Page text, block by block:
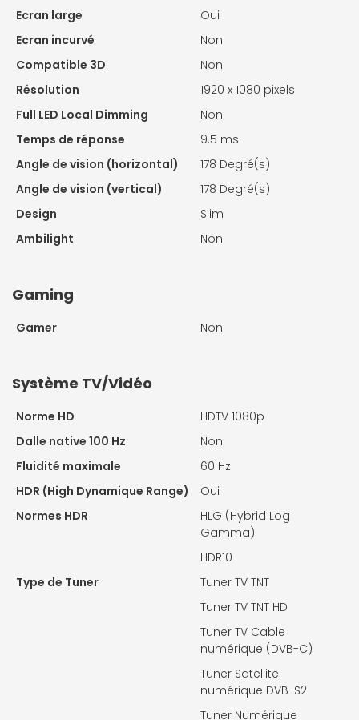
Ecran large
Oui
Ecran incurvé
Non
Compatible 3D
Non
Résolution
1920 x 1080 pixels
Full LED Local Dimming
Non
Temps de réponse
9.5 ms
Angle de vision (horizontal)
178 Degré(s)
Angle de vision (vertical)
178 Degré(s)
Design
Slim
Ambilight
Non
Gaming
Gamer Non
Système TV/Vidéo
Norme HD
HDTV 1080p
Dalle native 100 Hz
Non
Fluidité maximale
60 Hz
HDR (High Dynamique Range)
Oui
Normes HDR
HLG (Hybrid Log
Gamma)
HDR10
Type de Tuner
Tuner TV TNT
Tuner TV TNT HD
Tuner TV Cable
numérique (DVB-C)
Tuner Satellite
numérique DVB-S2
Tuner Numérique